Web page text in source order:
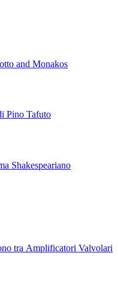
Ziliotto and Monakos
Pino Tafuto
Shakespeariano
tra Amplificatori Valvolari